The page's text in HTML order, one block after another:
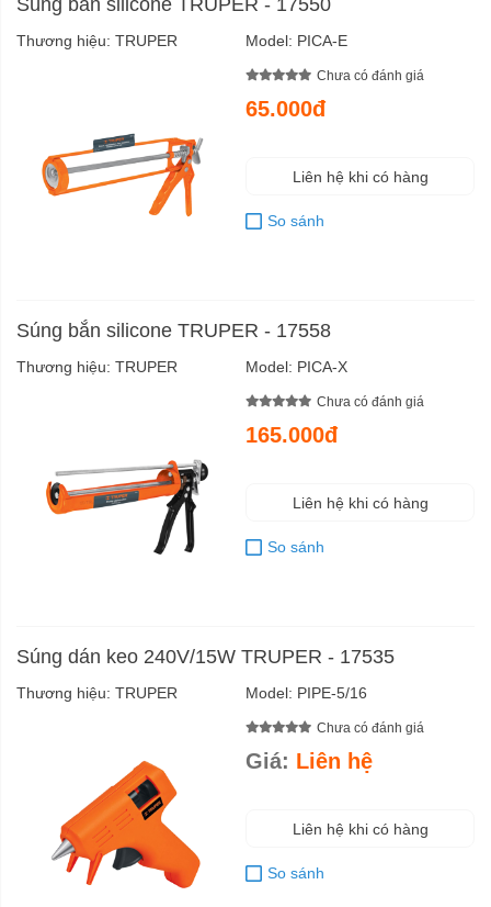
Thương hiệu: TRUPER Model: PICA-E
Chưa có đánh giá
65.000đ
Liên hệ khi có hàng
So sánh
Súng bắn silicone TRUPER - 17558
Thương hiệu: TRUPER Model: PICA-X
Chưa có đánh giá
165.000đ
Liên hệ khi có hàng
So sánh
Súng dán keo 240V/15W TRUPER - 17535
Thương hiệu: TRUPER Model: PIPE-5/16
Chưa có đánh giá
Giá: Liên hệ
Liên hệ khi có hàng
So sánh